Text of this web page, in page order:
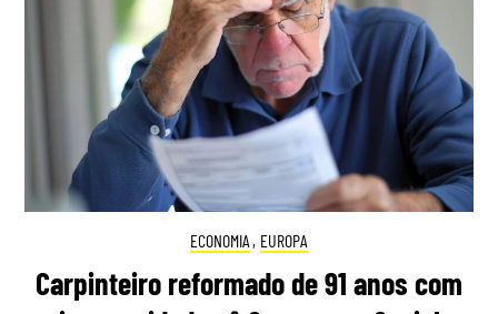
ECONOMIA , EUROPA
Carpinteiro reformado de 91 anos com